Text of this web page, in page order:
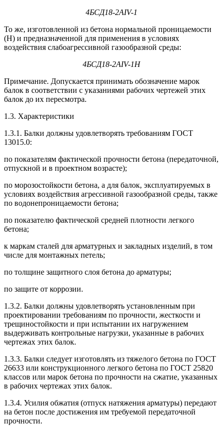
4БСД18-2AIV-1
То же, изготовленной из бетона нормальной проницаемости
(Н) и предназначенной для применения в условиях
воздействия слабоагрессивной газообразной среды:
4БСД18-2AIV-1Н
Примечание. Допускается принимать обозначение марок
балок в соответствии с указаниями рабочих чертежей этих
балок до их пересмотра.
1.3. Характеристики
1.3.1. Балки должны удовлетворять требованиям ГОСТ
13015.0:
по показателям фактической прочности бетона (передаточной,
отпускной и в проектном возрасте);
по морозостойкости бетона, а для балок, эксплуатируемых в
условиях воздействия агрессивной газообразной среды, также
по водонепроницаемости бетона;
по показателю фактической средней плотности легкого
бетона;
к маркам сталей для арматурных и закладных изделий, в том
числе для монтажных петель;
по толщине защитного слоя бетона до арматуры;
по защите от коррозии.
1.3.2. Балки должны удовлетворять установленным при
проектировании требованиям по прочности, жесткости и
трещиностойкости и при испытании их нагружением
выдерживать контрольные нагрузки, указанные в рабочих
чертежах этих балок.
1.3.3. Балки следует изготовлять из тяжелого бетона по ГОСТ
26633 или конструкционного легкого бетона по ГОСТ 25820
классов или марок бетона по прочности на сжатие, указанных
в рабочих чертежах этих балок.
1.3.4. Усилия обжатия (отпуск натяжения арматуры) передают
на бетон после достижения им требуемой передаточной
прочности.